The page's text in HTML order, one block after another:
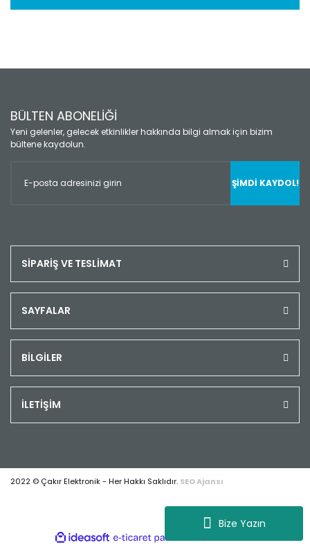
Bize Yazın
BÜLTEN ABONELİĞİ
Yeni gelenler, gelecek etkinlikler hakkında bilgi almak için bizim
bültene kaydolun.
ŞİMDİ KAYDOL!
SİPARİŞ VE TESLİMAT
SAYFALAR
BİLGİLER
İLETİŞİM
2022 © Çakır Elektronik - Her Hakkı Saklıdır. SEO Ajansı
ideasoft